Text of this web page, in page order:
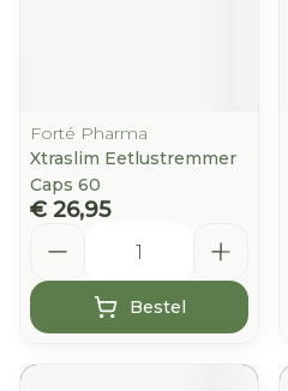
Forté Pharma
Xtraslim Eetlustremmer
Caps 60
€ 26,95
Bestel